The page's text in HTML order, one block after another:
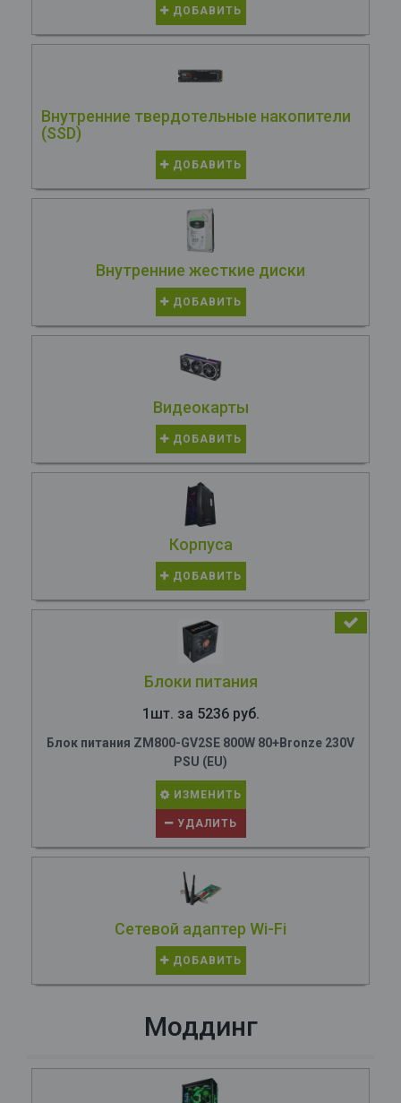
ДОБАВИТЬ
Внутренние твердотельные накопители
(SSD)
ДОБАВИТЬ
Внутренние жесткие диски
ДОБАВИТЬ
Видеокарты
ДОБАВИТЬ
Корпуса
ДОБАВИТЬ
Блоки питания
1шт. за 5236 руб.
Блок питания ZM800-GV2SE 800W 80+Bronze 230V
PSU (EU)
ИЗМЕНИТЬ
УДАЛИТЬ
Сетевой адаптер Wi-Fi
ДОБАВИТЬ
Моддинг